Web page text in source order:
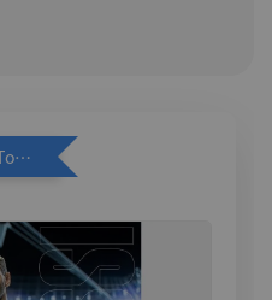
加購優惠【Competitive Toys 梅西 [CM001]】